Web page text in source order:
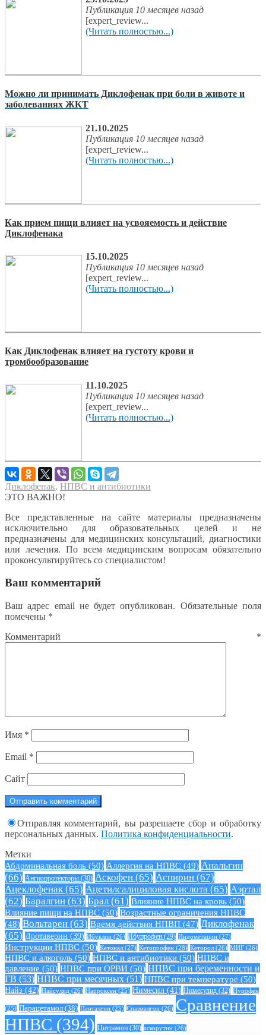
Публикация 10 месяцев назад
[expert_review...
(Читать полностью...)
Можно ли принимать Диклофенак при боли в животе и
заболеваниях ЖКТ
21.10.2025
Публикация 10 месяцев назад
[expert_review...
(Читать полностью...)
Как прием пищи влияет на усвояемость и действие
Диклофенака
15.10.2025
Публикация 10 месяцев назад
[expert_review...
(Читать полностью...)
Как Диклофенак влияет на густоту крови и
тромбообразование
11.10.2025
Публикация 10 месяцев назад
[expert_review...
(Читать полностью...)
Диклофенак, НПВС и антибиотики
ЭТО ВАЖНО!
Все представленные на сайте материалы предназначены
исключительно для образовательных целей и не
предназначены для медицинских консультаций, диагностики
или лечения. По всем медицинским вопросам обязательно
проконсультируйтесь со специалистом!
Ваш комментарий
Ваш адрес email не будет опубликован. Обязательные поля
помечены *
Комментарий *
Имя *
Email *
Сайт
Отправляя комментарий, вы разрешаете сбор и обработку
персональных данных. Политика конфиденциальности.
Метки
Абдоминальная боль (50) Аллергия на НПВС (49) Анальгин
(66) Ангиопротекторы (30) Аскофен (65) Аспирин (67)
Ацеклофенак (65) Ацетилсалициловая кислота (65) Аэртал
(62) Баралгин (63) Брал (61) Влияние НПВС на кровь (50)
Влияние пищи на НПВС (50) Возрастные ограничения НПВС
(48) Вольтарен (63) Время действия НПВП (47) Диклофенак
(65) Дротаверин (39) Ибуклин (26) Ибупрофен (29) Индометацин (27)
Инструкции НПВС (50) Кетонал (27) Кетопрофен (28) Кеторол (26) МИГ (26)
НПВС и алкоголь (50) НПВС и антибиотики (50) НПВС и
давление (50) НПВС при ОРВИ (50) НПВС при беременности и
ГВ (53) НПВС при месячных (51) НПВС при температуре (50)
Найз (42) Найсулид (26) Напроксен (25) Нимесил (41) Нимесулид (32) Нурофен
(25) Парацетамол (38) Пенталгин (25) Спазмалгон (26) Сравнение
НПВС (394) Цитрамон (30) аскорутин (26)